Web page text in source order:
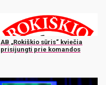
AB „Rokiškio sūris“ kviečia
prisijungti prie komandos